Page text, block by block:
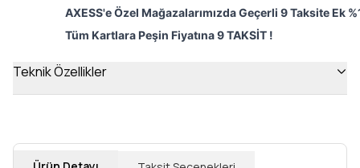
AXESS'e Özel Mağazalarımızda Geçerli 9 Taksite Ek
Tüm Kartlara Peşin Fiyatına 9 TAKSİT !
Teknik Özellikler